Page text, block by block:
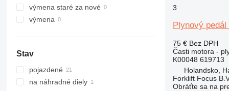
výmena staré za nové
výmena
Stav
pojazdené
na náhradné diely
3
Plynový
75 € Bez DPH
Časti motora -
K00048 619713
Holandsko,
Forklift Focus
Obráťte sa na